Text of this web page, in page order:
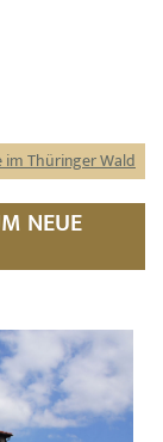
im Thüringer Wald
NEUE